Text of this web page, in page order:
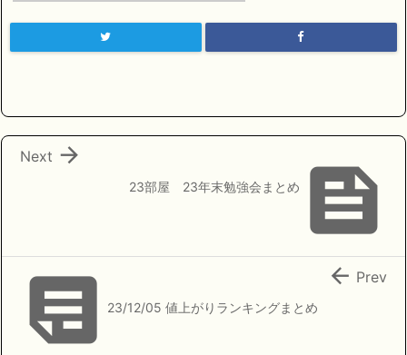

23部屋 23年末勉強会まとめ

Next
23/12/05 値上がりランキングまとめ
 Prev